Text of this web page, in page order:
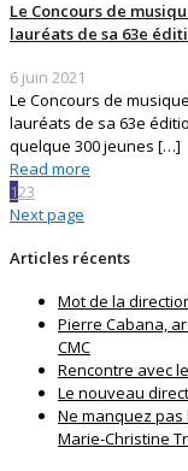
Le Concours de
lauréats de sa 63e
6 juin 2021
Le Concours de
lauréats de sa 63e
quelque 300 jeunes […]
Read more
123
Next page
Articles récents
Mot de la
Pierre Cabana,
CMC
Rencontre avec
Le nouveau
Ne manquez pas
Marie-Christine